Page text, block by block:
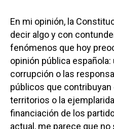
En mi opinión, la
decir algo y con
fenómenos que hoy
opinión pública
corrupción o las
públicos que
territorios o la
financiación de los
actual, me parece que no